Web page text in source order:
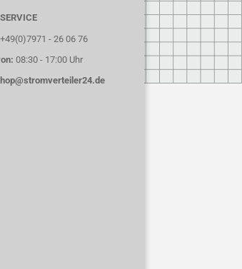
+49(0)7971 - 26 06 76
08:30 - 17:00 Uhr